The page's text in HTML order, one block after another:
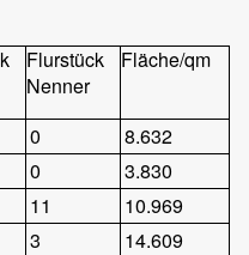
Flurstück
Nenner
Fläche/qm
0
8.632
0
3.830
11
10.969
3
14.609